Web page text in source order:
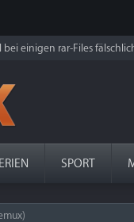
einigen rar-Files
SPORT